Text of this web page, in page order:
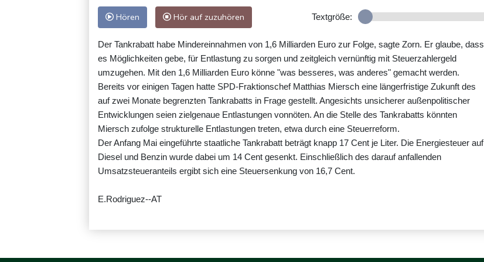
Hören Hör auf zuzuhören Textgröße:
Der Tankrabatt habe Mindereinnahmen von 1,6 Milliarden Euro zur Folge, sagte Zorn. Er glaube, dass
es Möglichkeiten gebe, für Entlastung zu sorgen und zeitgleich vernünftig mit Steuerzahlergeld
umzugehen. Mit den 1,6 Milliarden Euro könne "was besseres, was anderes" gemacht werden.
Bereits vor einigen Tagen hatte SPD-Fraktionschef Matthias Miersch eine längerfristige Zukunft des
auf zwei Monate begrenzten Tankrabatts in Frage gestellt. Angesichts unsicherer außenpolitischer
Entwicklungen seien zielgenaue Entlastungen vonnöten. An die Stelle des Tankrabatts könnten
Miersch zufolge strukturelle Entlastungen treten, etwa durch eine Steuerreform.
Der Anfang Mai eingeführte staatliche Tankrabatt beträgt knapp 17 Cent je Liter. Die Energiesteuer auf
Diesel und Benzin wurde dabei um 14 Cent gesenkt. Einschließlich des darauf anfallenden
Umsatzsteueranteils ergibt sich eine Steuersenkung von 16,7 Cent.
E.Rodriguez--AT